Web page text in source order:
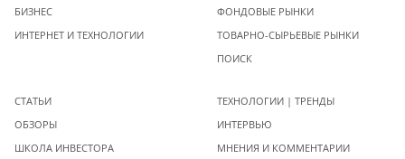
БИЗНЕС
ИНТЕРНЕТ И ТЕХНОЛОГИИ
ФОНДОВЫЕ РЫНКИ
ТОВАРНО-СЫРЬЕВЫЕ РЫНКИ
ПОИСК
СТАТЬИ
ОБЗОРЫ
ШКОЛА ИНВЕСТОРА
ТЕХНОЛОГИИ | ТРЕНДЫ
ИНТЕРВЬЮ
МНЕНИЯ И КОММЕНТАРИИ